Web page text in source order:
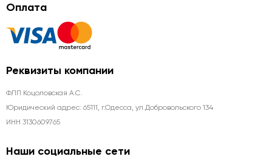
Оплата
Реквизиты компании
ФЛП Коцоловская А.С.
Юридический адрес: 65111, г.Одесса, ул.Добровольского 134
ИНН 3130609765
Наши социальные сети